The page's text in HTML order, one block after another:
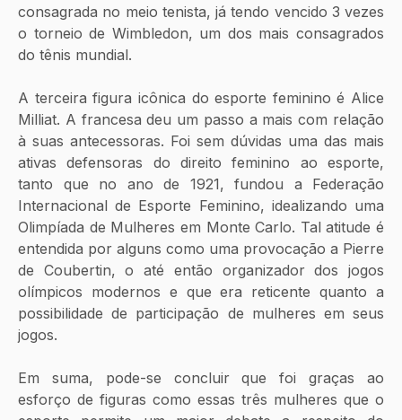
consagrada no meio tenista, já tendo vencido 3 vezes
o torneio de Wimbledon, um dos mais consagrados
do tênis mundial.
A terceira figura icônica do esporte feminino é Alice
Milliat. A francesa deu um passo a mais com relação
à suas antecessoras. Foi sem dúvidas uma das mais
ativas defensoras do direito feminino ao esporte,
tanto que no ano de 1921, fundou a Federação
Internacional de Esporte Feminino, idealizando uma
Olimpíada de Mulheres em Monte Carlo. Tal atitude é
entendida por alguns como uma provocação a Pierre
de Coubertin, o até então organizador dos jogos
olímpicos modernos e que era reticente quanto a
possibilidade de participação de mulheres em seus
jogos.
Em suma, pode-se concluir que foi graças ao
esforço de figuras como essas três mulheres que o